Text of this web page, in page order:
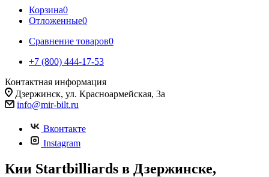
Корзина0
Отложенные0
Сравнение товаров0
+7 (800) 444-17-53
Контактная информация
Дзержинск, ул. Красноармейская, 3а
info@mir-bilt.ru
Вконтакте
Instagram
Кии Startbilliards в Дзержинске,